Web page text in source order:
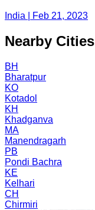
India | Feb 21, 2023
Nearby Cities
BH
Bharatpur
KO
Kotadol
KH
Khadganva
MA
Manendragarh
PB
Pondi Bachra
KE
Kelhari
CH
Chirmiri